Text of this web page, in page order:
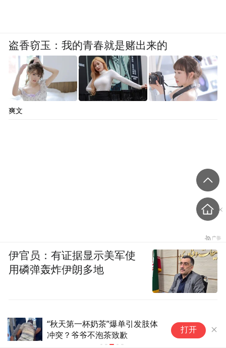
“秋天第一杯奶茶”爆单引发肢体
冲突？爷爷不泡茶致歉
打开
盗香窃玉：我的青春就是赌出来的
爽文
伊官员：有证据显示美军使
用磷弹轰炸伊朗多地